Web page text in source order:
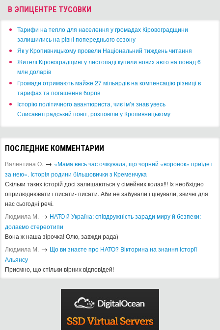
В ЭПИЦЕНТРЕ ТУСОВКИ
​Тарифи на тепло для населення у громадах Кіровоградщини
залишились на рівні попереднього сезону
​Як у Кропивницькому провели Національний тиждень читання
​Жителі Кіровоградщині у листопаді купили нових авто на понад 6
млн доларів
​Громади отримають майже 27 мільярдів на компенсацію різниці в
тарифах та погашення боргів
Історію політичного авантюриста, чиє ім’я знав увесь
Єлисаветградський повіт, розповіли у Кропивницькому
ПОСЛЕДНИЕ КОММЕНТАРИИ
Валентина О. → «Мама весь час очікувала, що чорний «воронок» приїде і
за нею». Історія родини більшовички з Кременчука
Скільки таких історій досі залишаються у сімейних колах!!! Іх необхідно
оприлюднювати і писати- писати. Аби не забували і цінували, звичні для
нас сьогодні речі.
Людмила М. → ​НАТО й Україна: співдружність заради миру й безпеки:
долаємо стереотипи
Вона ж наша зірочка! Олю, завжди рада)
Людмила М. → Що ви знаєте про НАТО? Вікторина на знання історії
Альянсу ​
Приємно, що стільки вірних відповідей!